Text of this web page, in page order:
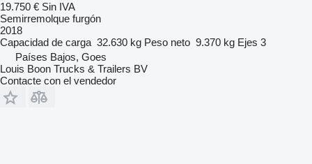
19.750 € Sin IVA
Semirremolque furgón
2018
Capacidad de carga 32.630 kg Peso neto 9.370 kg Ejes 3
Países Bajos, Goes
Louis Boon Trucks & Trailers BV
Contacte con el vendedor